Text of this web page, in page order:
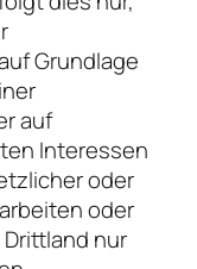
Grundlage
auf
Interessen
oder
oder
nur